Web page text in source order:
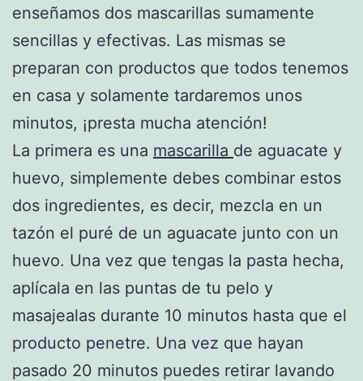
enseñamos dos mascarillas sumamente
sencillas y efectivas. Las mismas se
preparan con productos que todos tenemos
en casa y solamente tardaremos unos
minutos, ¡presta mucha atención!
La primera es una mascarilla de aguacate y
huevo, simplemente debes combinar estos
dos ingredientes, es decir, mezcla en un
tazón el puré de un aguacate junto con un
huevo. Una vez que tengas la pasta hecha,
aplícala en las puntas de tu pelo y
masajealas durante 10 minutos hasta que el
producto penetre. Una vez que hayan
pasado 20 minutos puedes retirar lavando